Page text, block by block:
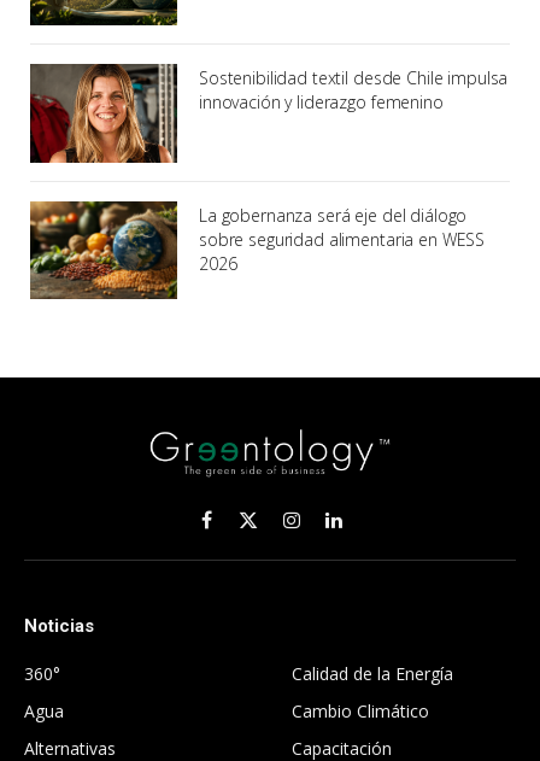
Sostenibilidad textil desde Chile impulsa
innovación y liderazgo femenino
La gobernanza será eje del diálogo
sobre seguridad alimentaria en WESS
2026
Facebook
X
(Twitter)
InstagramLinkedIn
Noticias
360°
Agua
Alternativas
Calidad de la Energía
Cambio Climático
Capacitación